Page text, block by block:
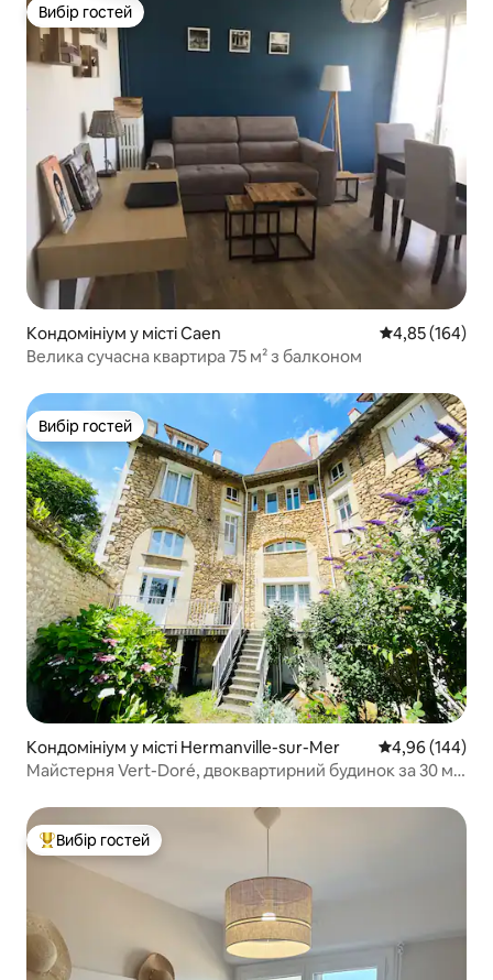
Вибір гостей
Вибір гостей
Кондомініум у місті Caen Середня
4,85 (164)
Велика сучасна квартира 75 м² з балконом
Вибір гостей
Вибір гостей
Кондомініум у місті Hermanville-sur-Mer Середня
4,96 (144)
Майстерня Vert-Doré, двоквартирний будинок за 30 м
Топ вибір гостей
Вибір гостей